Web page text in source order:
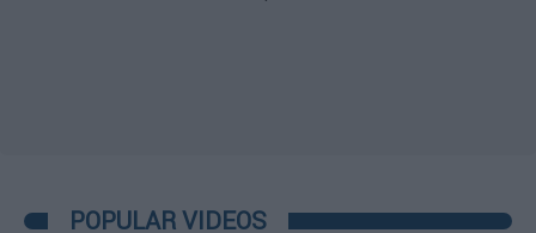
POPULAR VIDEOS